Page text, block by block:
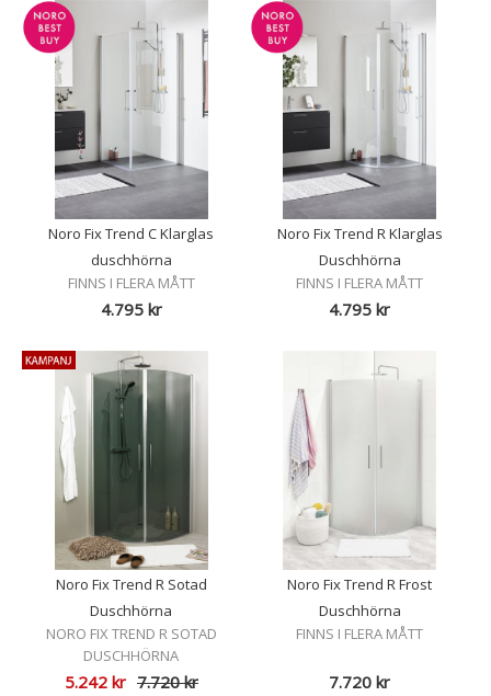
Noro Fix Trend C Klarglas
duschhörna
FINNS I FLERA MÅTT
4.795kr
Noro Fix Trend R Klarglas
Duschhörna
FINNS I FLERA MÅTT
4.795 kr
Noro Fix Trend R Sotad
Duschhörna
NORO FIX TREND R SOTAD
DUSCHHÖRNA
5.242kr 7.720kr
Noro Fix Trend R Frost
Duschhörna
FINNS I FLERA MÅTT
7.720 kr